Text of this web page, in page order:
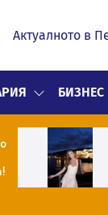
Актуалното в
БИЗНЕС